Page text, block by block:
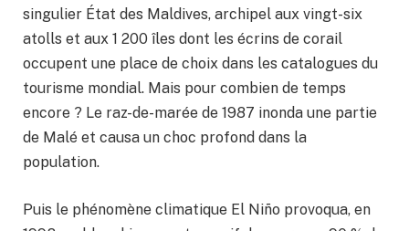
singulier État des Maldives, archipel aux vingt-six
atolls et aux 1 200 îles dont les écrins de corail
occupent une place de choix dans les catalogues du
tourisme mondial. Mais pour combien de temps
encore ? Le raz-de-marée de 1987 inonda une partie
de Malé et causa un choc profond dans la
population.
Puis le phénomène climatique El Niño provoqua, en